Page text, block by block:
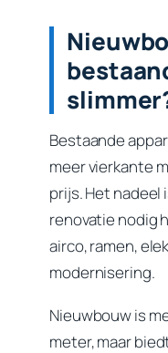
Bestaande
meer vierkante
prijs. Het nadeel
renovatie nodig
airco, ramen,
modernisering.
Nieuwbouw is
meter, maar